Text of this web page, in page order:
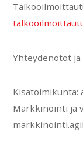
Yhteydenotot
Kisatoimikunta:
Markkinointi ja